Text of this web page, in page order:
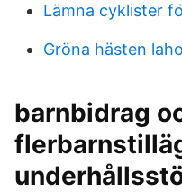
Lämna cyklister
Gröna hästen
barnbidrag